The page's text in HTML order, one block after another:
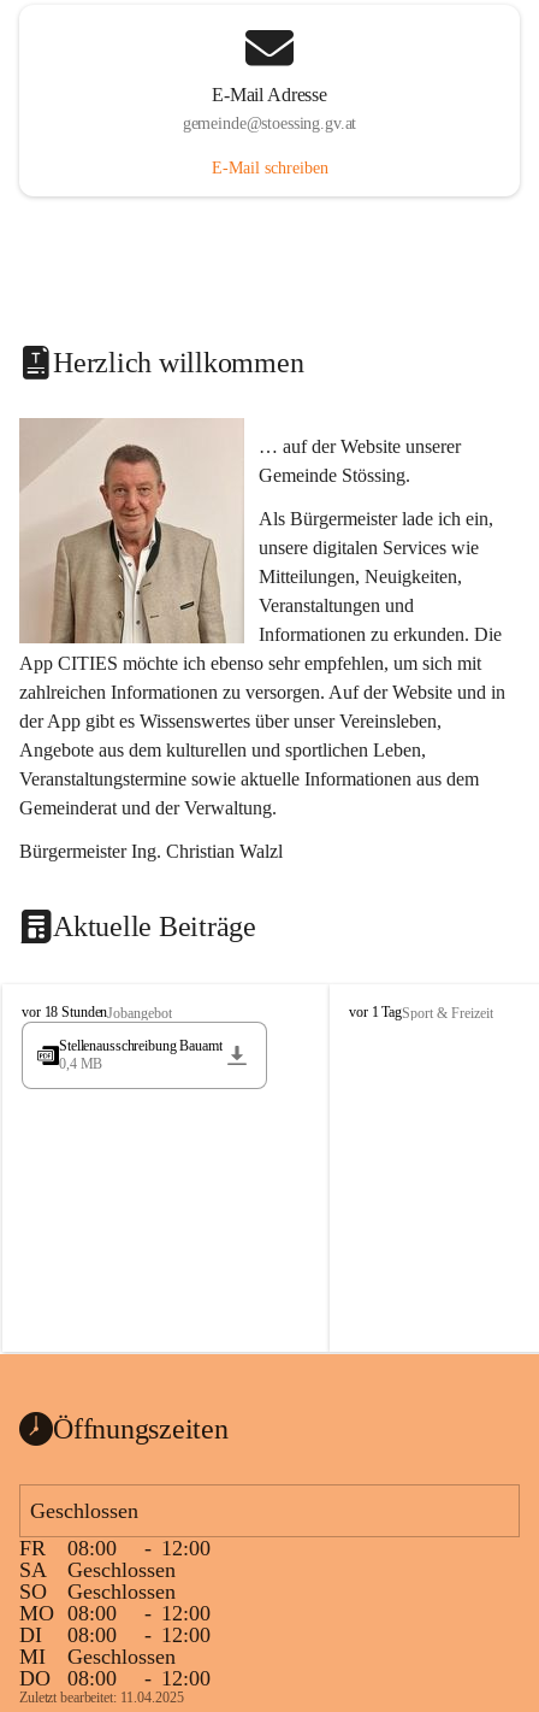
E-Mail Adresse
gemeinde@stoessing.gv.at
E-Mail schreiben
Herzlich willkommen
… auf der Website unserer
Gemeinde Stössing.
Als Bürgermeister lade ich ein,
unsere digitalen Services wie
Mitteilungen, Neuigkeiten,
Veranstaltungen und
Informationen zu erkunden. Die
App CITIES möchte ich ebenso sehr empfehlen, um sich mit
zahlreichen Informationen zu versorgen. Auf der Website und in
der App gibt es Wissenswertes über unser Vereinsleben,
Angebote aus dem kulturellen und sportlichen Leben,
Veranstaltungstermine sowie aktuelle Informationen aus dem
Gemeinderat und der Verwaltung.
Bürgermeister Ing. Christian Walzl
Aktuelle Beiträge
S
t
s
vor 18 StundenJobangebot
Stellenausschreibung Bauamt
0,4 MB
S
vor 1 TagSport & Freizeit
Öffnungszeiten
Geschlossen
FR
08:00 - 12:00
SA
Geschlossen
SO
Geschlossen
MO 08:00 - 12:00
DI
08:00 - 12:00
MI
Geschlossen
DO
08:00 - 12:00
Zuletzt bearbeitet: 11.04.2025